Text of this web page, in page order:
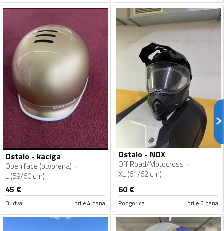
Ostalo - kaciga
Open face (otvorena)
L (59/60 cm)
45 €
Budva prije 4 dana
Ostalo - NOX
Off Road/Motocross
XL (61/62 cm)
60€
Podgorica prije 5 dana